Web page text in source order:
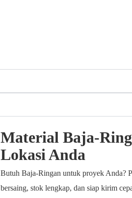
Material Baja-
Lokasi Anda
Butuh Baja-Ringan untuk proyek Anda?
bersaing, stok lengkap, dan siap kirim